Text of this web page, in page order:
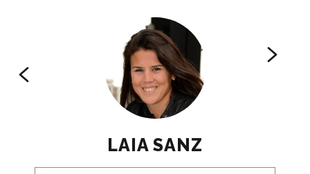
LAIA SANZ